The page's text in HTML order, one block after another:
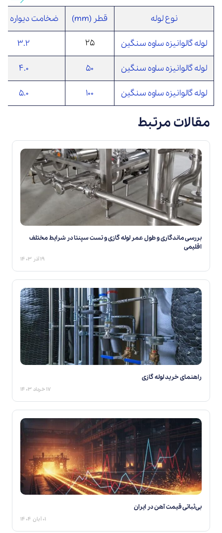
نوع لوله قطر (mm) ضخامت دیواره (mm)
لوله گالوانیزه ساوه سنگین 25
3.2
لوله گالوانیزه ساوه سنگین 50
4.0
لوله گالوانیزه ساوه سنگین 100
5.0
مقالات مرتبط
بررسی ماندگاری و طول عمر لوله گازی و تست سپنتا در شرایط مختلف
اقلیمی
۱۹ آذر ۱۴۰۳
راهنمای خرید لوله گازی
۱۷ خرداد ۱۴۰۳
بی‌ثباتی قیمت آهن در ایران
۰۱ آبان ۱۴۰۴